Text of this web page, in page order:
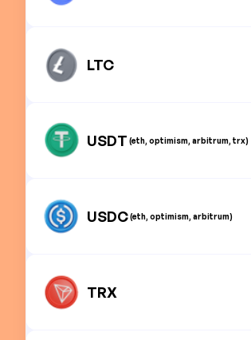
LTC
USDT (eth, optimism, arbitrum, trx)
USDC(eth, optimism, arbitrum)
TRX